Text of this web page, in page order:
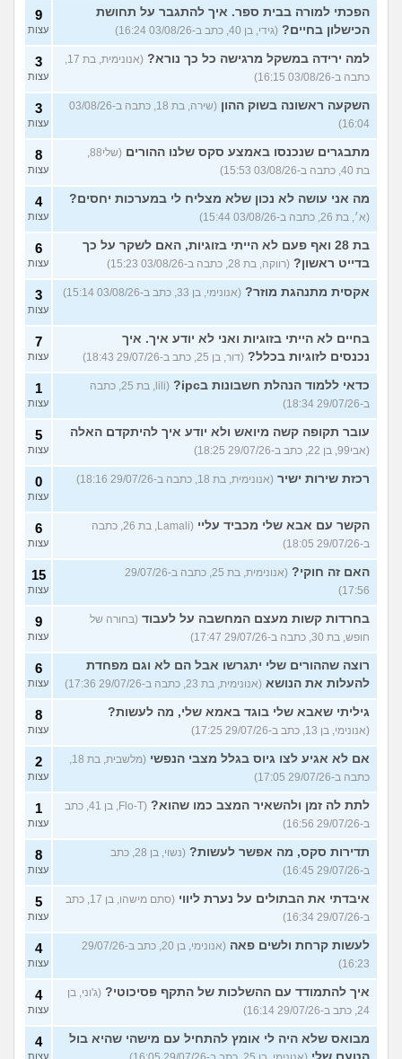
הפכתי למורה בבית ספר. איך להתגבר על תחושת
הכישלון בחיים? (גידי, בן 40, כתב ב-03/08/26 16:24)
9
עצות
למה ירידה במשקל מרגישה כל כך נורא?
(אנונימית, בת 17,
כתבה ב-03/08/26 16:15)
3
עצות
השקעה ראשונה בשוק ההון
(שירה, בת 18, כתבה ב-03/08/26
16:04)
3
עצות
מתבגרים שנכנסו באמצע סקס שלנו ההורים
(שלי88,
בת 40, כתבה ב-03/08/26 15:53)
8
עצות
מה אני עושה לא נכון שלא מצליח לי במערכות יחסים?
(א׳, בת 26, כתבה ב-03/08/26 15:44)
4
עצות
בת 28 ואף פעם לא הייתי בזוגיות, האם לשקר על כך
בדייט ראשון? (רווקה, בת 28, כתבה ב-03/08/26 15:23)
6
עצות
אקסית מתנהגת מוזר? (אנונימי, בן 33, כתב ב-03/08/26 15:14) 3
עצות
בחיים לא הייתי בזוגיות ואני לא יודע איך. איך
נכנסים לזוגיות בכלל? (דור, בן 25, כתב ב-29/07/26 18:43)
7
עצות
כדאי ללמוד הנהלת חשבונות בipc?
(lili, בת 25, כתבה
ב-29/07/26 18:34)
1
עצות
עובר תקופה קשה מיואש ולא יודע איך להיתקדם האלה
(אבי99, בן 22, כתב ב-29/07/26 18:25)
5
עצות
רכזת שירות ישיר (אנונימית, בת 18, כתבה ב-29/07/26 18:16) 0
עצות
הקשר עם אבא שלי מכביד עליי
(Lamali, בת 26, כתבה
ב-29/07/26 18:05)
6
עצות
האם זה חוקי?
(אנונימית, בת 25, כתבה ב-29/07/26
17:56)
15
עצות
בחרדות קשות מעצם המחשבה על לעבוד (בחורה של
חופש, בת 30, כתבה ב-29/07/26 17:47)
9
עצות
רוצה שההורים שלי יתגרשו אבל הם לא וגם מפחדת
להעלות את הנושא (אנונימית, בת 23, כתבה ב-29/07/26 17:36)
6
עצות
גיליתי שאבא שלי בוגד באמא שלי, מה לעשות?
(אנונימי, בן 13, כתב ב-29/07/26 17:25)
8
עצות
אם לא אגיע לצו גיוס בגלל מצבי הנפשי
(מלשבית, בת 18,
כתבה ב-29/07/26 17:05)
2
עצות
לתת לה זמן ולהשאיר המצב כמו שהוא?
(Flo-T, בן 41, כתב
ב-29/07/26 16:56)
1
עצות
תדירות סקס, מה אפשר לעשות?
(נשוי, בן 28, כתב
ב-29/07/26 16:45)
8
עצות
איבדתי את הבתולים על נערת ליווי
(סתם מישהו, בן 17, כתב
ב-29/07/26 16:34)
5
עצות
לעשות קרחת ולשים פאה
(אנונימי, בן 20, כתב ב-29/07/26
16:23)
4
עצות
איך להתמודד עם ההשלכות של התקף פסיכוטי? (ג'וני, בן
24, כתב ב-29/07/26 16:14)
4
עצות
מבואס שלא היה לי אומץ להתחיל עם מישהי שהיא בול
4
עצות